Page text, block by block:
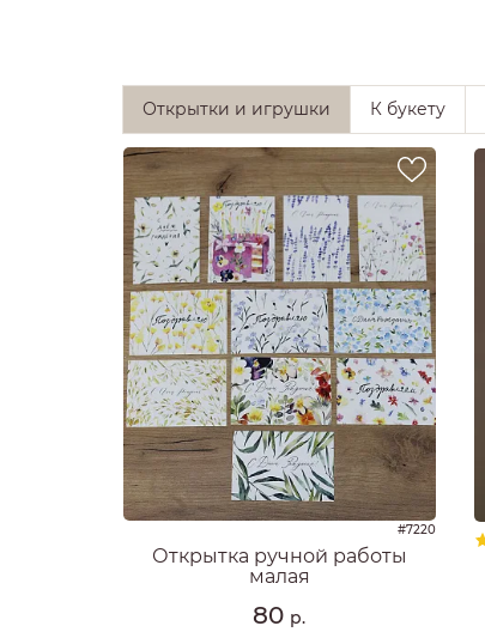
Открытки и игрушки К букету
#7220
Открытка ручной работы
малая
80 р.